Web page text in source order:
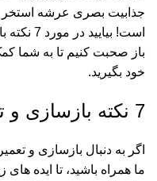
جذابیت بصری عرشه استخر
است!
باز صحبت کنیم تا به شما
خود بگیرید.
7 نکته بازسازی و تعمیر استخر شنا
اگر به دنبال بازسازی و
ما همراه باشید، تا ایده